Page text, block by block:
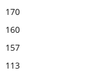
170
160
157
113